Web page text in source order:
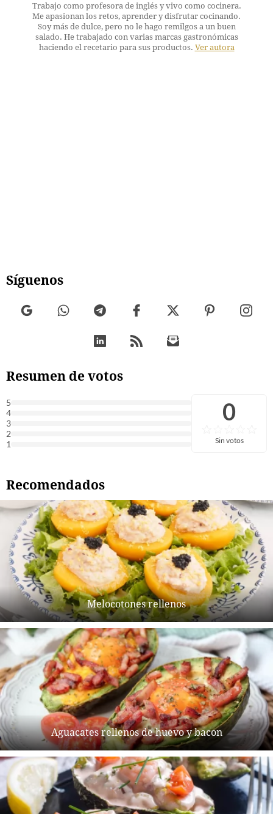
Trabajo como profesora de inglés y vivo como cocinera.
Me apasionan los retos, aprender y disfrutar cocinando.
Soy más de dulce, pero no le hago remilgos a un buen
salado. He trabajado con varias marcas gastronómicas
haciendo el recetario para sus productos. Ver autora
Síguenos
Resumen de votos
5
4
3
2
1
0
Sin votos
Recomendados
Melocotones rellenos
Aguacates rellenos de huevo y bacon